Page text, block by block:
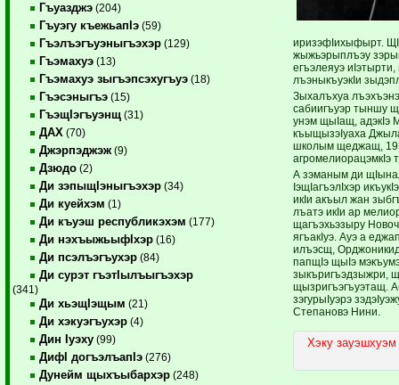
Гъуазджэ (204)
Гъуэгу къежьапIэ (59)
Гъэлъэгъуэныгъэхэр (129)
Гъэмахуэ (13)
Гъэмахуэ зыгъэпсэхугъуэ (18)
Гъэсэныгъэ (15)
ГъэщIэгъуэнщ (31)
ДАХ (70)
Джэрпэджэж (9)
Дзюдо (2)
Ди зэпыщIэныгъэхэр (34)
Ди куейхэм (1)
Ди къуэш республикэхэм (177)
Ди нэхъыжьыфIхэр (16)
Ди псэлъэгъухэр (84)
Ди сурэт гъэтIылъыгъэхэр
(341)
Ди хьэщIэщым (21)
Ди хэкуэгъухэр (4)
Дин Iуэху (99)
ДифI догъэлъапIэ (276)
Дунейм щыхъыбархэр (248)
иризэфIихыфырт.
жыжьэрыплъэу
егъэлеяуэ
лъэныкъуэкIи
Зыхалъхуа
сабиигъуэр тыншу
унэм щыIащ, адэкIэ
къыщызэIуаха
школым щеджащ,
агромелиорацэмкIэ
А зэманым ди
IэщIагъэлIхэр
икIи акъыл жан
лъатэ икIи ар
щагъэхьэзыру
ягъакIуэ. Ауэ а
илъэсщ,
папщIэ щыIэ
зыкъригъэдзыжри,
щызригъэгъуэтащ.
зэгурыIуэрэ
Степановэ Нини.
Хэку зауэшхуэм